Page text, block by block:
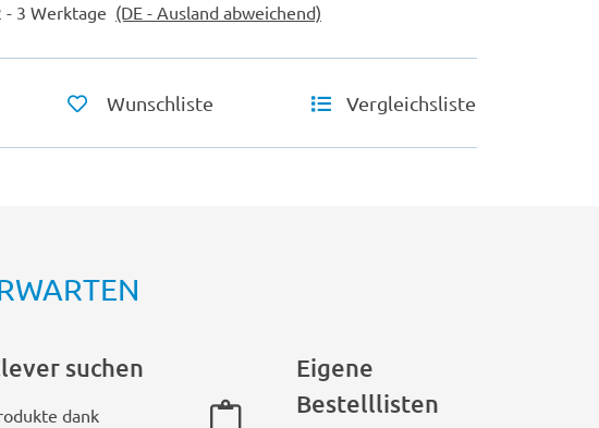
- 3 Werktage (DE - Ausland abweichend)
Wunschliste Vergleichsliste
suchen
dank
Eigene
Bestelllisten